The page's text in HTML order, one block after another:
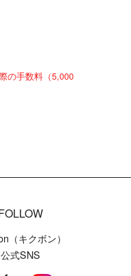
の手数料（5,000
（キクボン）
公式SNS